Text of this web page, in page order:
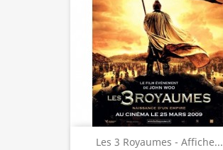
Les 3 Royaumes - Affiche...